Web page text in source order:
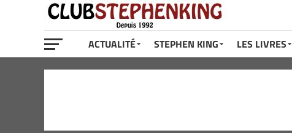
ACTUALITÉ STEPHEN KING LES LIVRES